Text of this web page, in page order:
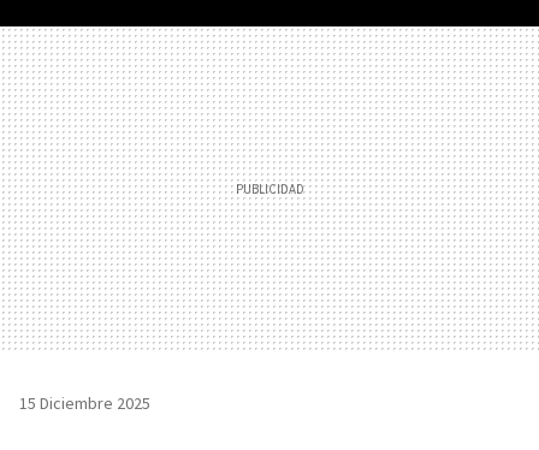
MAIL
15 Diciembre 2025